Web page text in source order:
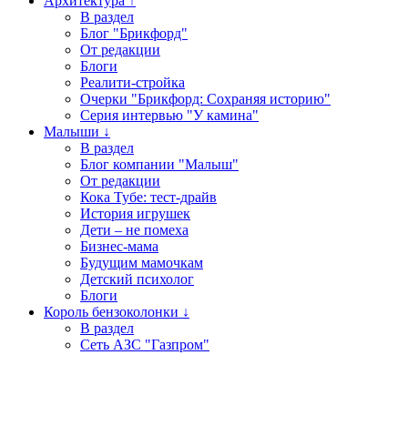
В раздел
Блог "Брикфорд"
От редакции
Блоги
Реалити-стройка
Очерки "Брикфорд: Сохраняя историю"
Серия интервью "У камина"
Малыши ↓
В раздел
Блог компании "Малыш"
От редакции
Кока Тубе: тест-драйв
История игрушек
Дети – не помеха
Бизнес-мама
Будущим мамочкам
Детский психолог
Блоги
Король бензоколонки ↓
В раздел
Сеть АЗС "Газпром"